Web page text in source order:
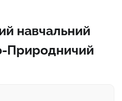
навчальний
Природничий